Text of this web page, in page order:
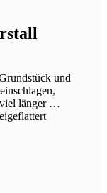
und
viel länger …